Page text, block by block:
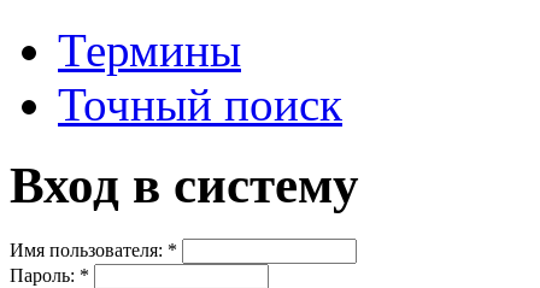
Термины
Точный поиск
Вход в систему
Имя пользователя: *
Пароль: *